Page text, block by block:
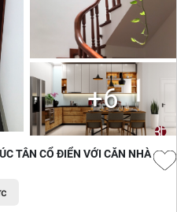
+6
TÂN CỔ ĐIỂN VỚI CĂN NHÀ